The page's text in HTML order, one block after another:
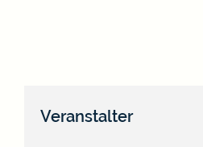
Veranstalter